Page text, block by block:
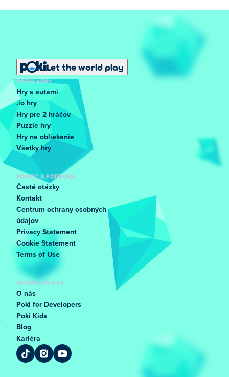
Let the world play
POPULÁRNY
Hry s autami
.io hry
Hry pre 2 hráčov
Puzzle hry
Hry na obliekanie
Všetky hry
POMOC A PODPORA
Časté otázky
Kontakt
Centrum ochrany osobných
údajov
Privacy Statement
Cookie Statement
Terms of Use
SPOZNAJTE NÁS
O nás
Poki for Developers
Poki Kids
Blog
Kariéra